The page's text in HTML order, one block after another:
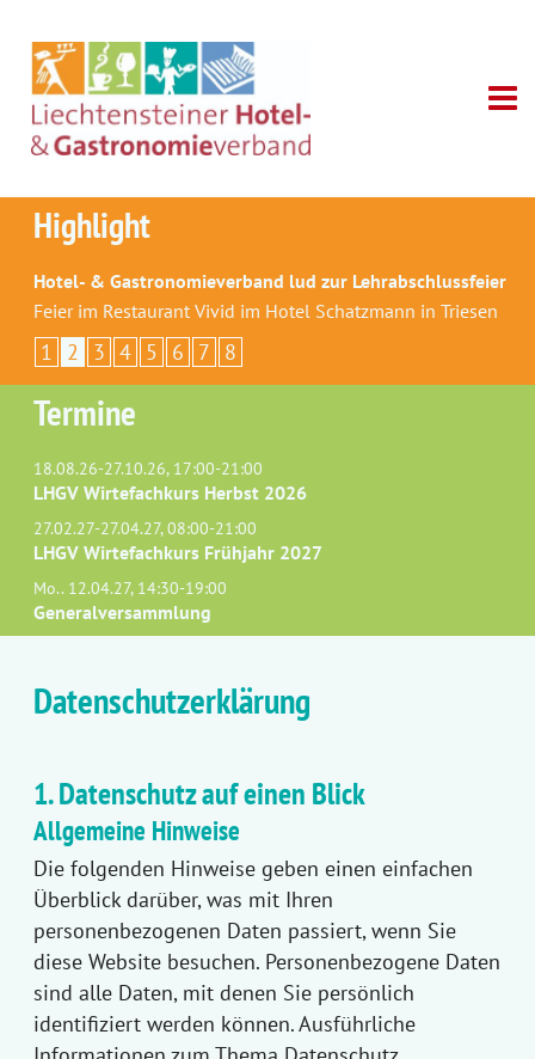
Highlight
Hotel- & Gastronomieverband lud zur Lehrabschlussfeier
Feier im Restaurant Vivid im Hotel Schatzmann in Triesen
1 2 3 4 5 6 7 8
Termine
18.08.26-27.10.26, 17:00-21:00
LHGV Wirtefachkurs Herbst 2026
27.02.27-27.04.27, 08:00-21:00
LHGV Wirtefachkurs Frühjahr 2027
Mo.. 12.04.27, 14:30-19:00
Generalversammlung
Datenschutzerklärung
1. Datenschutz auf einen Blick
Allgemeine Hinweise
Die folgenden Hinweise geben einen einfachen
Überblick darüber, was mit Ihren
personenbezogenen Daten passiert, wenn Sie
diese Website besuchen. Personenbezogene Daten
sind alle Daten, mit denen Sie persönlich
identifiziert werden können. Ausführliche